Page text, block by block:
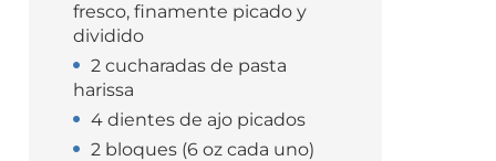
fresco, finamente picado y
dividido
2 cucharadas de pasta
harissa
4 dientes de ajo picados
2 bloques (6 oz cada uno)